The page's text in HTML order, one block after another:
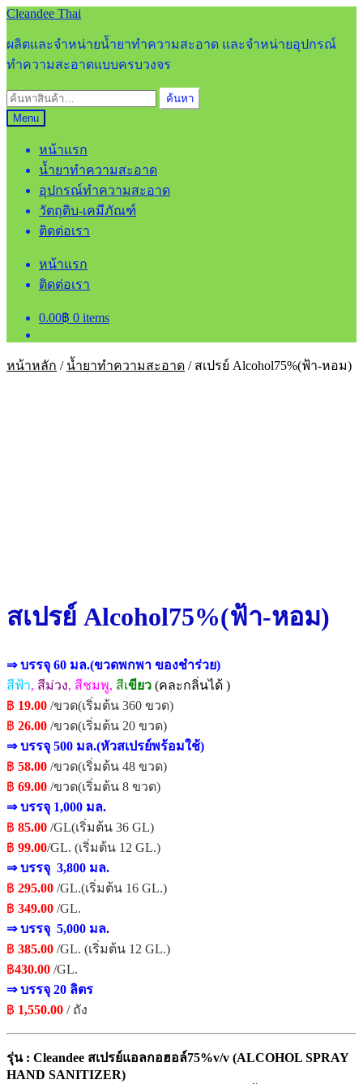
Skip
navigation
Skip
content
Cleandee Thai
ผลิตและจำหน่ายน้ำยาทำความสะอาด และจำหน่ายอุปกรณ์
ทำความสะอาดแบบครบวงจร
ค้นหา:
ค้นหา
Menu
หน้าแรก
น้ำยาทำความสะอาด
อุปกรณ์ทำความสะอาด
วัตถุดิบ-เคมีภัณฑ์
ติดต่อเรา
หน้าแรก
ติดต่อเรา
0.00฿ 0 items
หน้าหลัก / น้ำยาทำความสะอาด / สเปรย์ Alcohol75%(ฟ้า-หอม)
สเปรย์ Alcohol75%(ฟ้า-หอม)
⇒ บรรจุ 60 มล.(ขวดพกพา ของชำร่วย)
สีฟ้า, สีม่วง, สีชมพู, สีเขียว (คละกลิ่นได้ )
฿ 19.00 /ขวด(เริ่มต้น 360 ขวด)
฿ 26.00 /ขวด(เริ่มต้น 20 ขวด)
⇒ บรรจุ 500 มล.(หัวสเปรย์พร้อมใช้)
฿ 58.00 /ขวด(เริ่มต้น 48 ขวด)
฿ 69.00 /ขวด(เริ่มต้น 8 ขวด)
⇒ บรรจุ 1,000 มล.
฿ 85.00 /GL(เริ่มต้น 36 GL)
฿ 99.00/GL. (เริ่มต้น 12 GL.)
⇒ บรรจุ 3,800 มล.
฿ 295.00 /GL.(เริ่มต้น 16 GL.)
฿ 349.00 /GL.
⇒ บรรจุ 5,000 มล.
฿ 385.00 /GL. (เริ่มต้น 12 GL.)
฿430.00 /GL.
⇒ บรรจุ 20 ลิตร
฿ 1,550.00 / ถัง
รุ่น : Cleandee สเปรย์แอลกอฮอล์75%v/v (ALCOHOL SPRAY
HAND SANITIZER)